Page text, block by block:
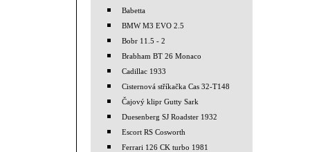
Babetta
BMW M3 EVO 2.5
Bobr 11.5 - 2
Brabham BT 26 Monaco
Cadillac 1933
Cisternová stříkačka Cas 32-T148
Čajový klipr Gutty Sark
Duesenberg SJ Roadster 1932
Escort RS Cosworth
Ferrari 126 CK turbo 1981